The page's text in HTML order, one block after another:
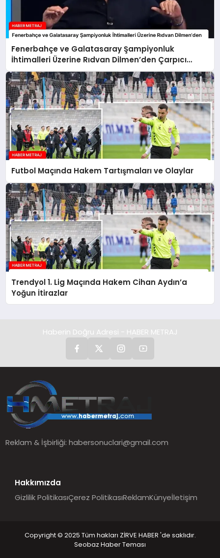
Fenerbahçe ve Galatasaray Şampiyonluk
İhtimalleri Üzerine Rıdvan Dilmen’den Çarpıcı
Yorumlar
Futbol Maçında Hakem Tartışmaları ve Olaylar
Trendyol 1. Lig Maçında Hakem Cihan Aydın’a
Yoğun İtirazlar
Haberin Doğru Adresi - HABER METRAJ
Reklam & İşbirliği:habersonuclari@gmail.com
Hakkımızda
Gizlilik PolitikasıÇerez PolitikasıReklamKünyeİletişim
Copyright © 2025 Tüm hakları ZİRVE HABER 'de saklıdır.
Seobaz Haber Teması